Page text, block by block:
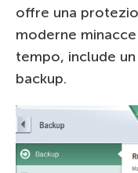
offre una
moderne
tempo, include
backup.